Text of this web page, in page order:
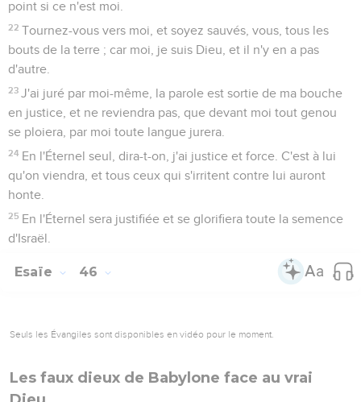
point si ce n'est moi.
22 Tournez-vous vers moi, et soyez sauvés, vous, tous les
bouts de la terre ; car moi, je suis Dieu, et il n'y en a pas
d'autre.
23 J'ai juré par moi-même, la parole est sortie de ma bouche
en justice, et ne reviendra pas, que devant moi tout genou
se ploiera, par moi toute langue jurera.
24 En l'Éternel seul, dira-t-on, j'ai justice et force. C'est à lui
qu'on viendra, et tous ceux qui s'irritent contre lui auront
honte.
25 En l'Éternel sera justifiée et se glorifiera toute la semence
d'Israël.
Esaïe 46
Seuls les Évangiles sont disponibles en vidéo pour le moment.
Les faux dieux de Babylone face au vrai